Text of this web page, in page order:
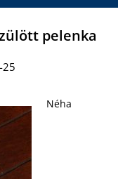
pelenka
25
Néha